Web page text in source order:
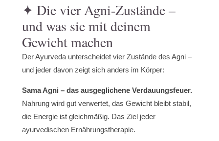
✦ Die vier Agni-Zustände –
und was sie mit deinem
Gewicht machen
Der Ayurveda unterscheidet vier Zustände des Agni –
und jeder davon zeigt sich anders im Körper:
Sama Agni – das ausgeglichene Verdauungsfeuer.
Nahrung wird gut verwertet, das Gewicht bleibt stabil,
die Energie ist gleichmäßig. Das Ziel jeder
ayurvedischen Ernährungstherapie.